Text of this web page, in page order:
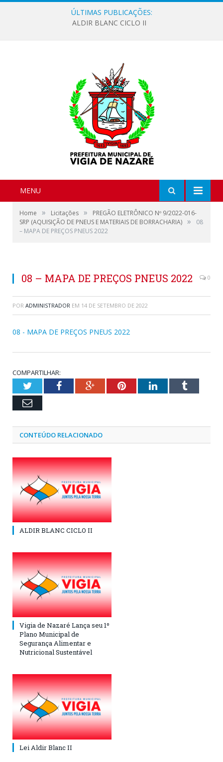
ÚLTIMAS PUBLICAÇÕES:
ALDIR BLANC CICLO II
MENU
Home » Licitações »
PREGÃO ELETRÔNICO Nº 9/2022-016-
SRP (AQUISIÇÃO DE PNEUS E MATERIAIS DE BORRACHARIA) »
08
– MAPA DE PREÇOS PNEUS 2022
08 – MAPA DE PREÇOS PNEUS 2022 0
POR ADMINISTRADOR EM 14 DE SETEMBRO DE 2022
08 - MAPA DE PREÇOS PNEUS 2022
COMPARTILHAR:
TwitterFacebookGoogle+PinterestLinkedInTumblr
Email
CONTEÚDO RELACIONADO
ALDIR BLANC CICLO II
Vigia de Nazaré Lança seu 1º
Plano Municipal de
Segurança Alimentar e
Nutricional Sustentável
Lei Aldir Blanc II